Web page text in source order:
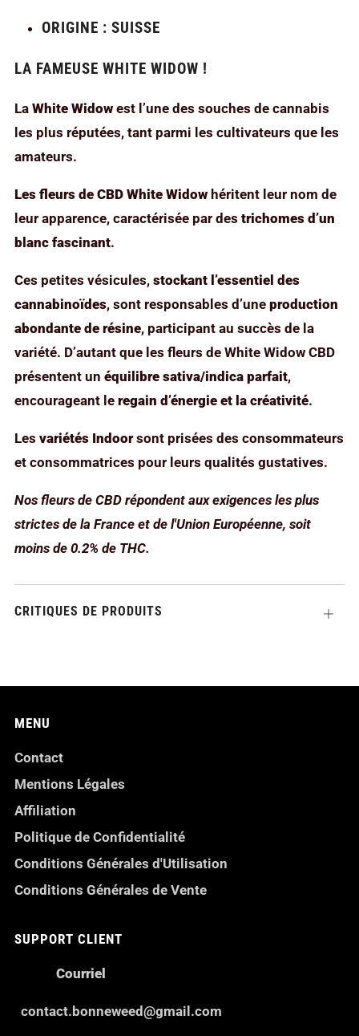
ORIGINE : SUISSE
LA FAMEUSE WHITE WIDOW !
La White Widow est l’une des souches de cannabis
les plus réputées, tant parmi les cultivateurs que les
amateurs.
Les fleurs de CBD White Widow héritent leur nom de
leur apparence, caractérisée par des trichomes d’un
blanc fascinant.
Ces petites vésicules, stockant l’essentiel des
cannabinoïdes, sont responsables d’une production
abondante de résine, participant au succès de la
variété. D’autant que les fleurs de White Widow CBD
présentent un équilibre sativa/indica parfait,
encourageant le regain d’énergie et la créativité.
Les variétés Indoorsont prisées des consommateurs
et consommatrices pour leurs qualités gustatives.
Nos fleurs de CBD répondent aux exigences les plus
strictes de la France et de l'Union Européenne, soit
moins de 0.2% de THC.
CRITIQUES DE PRODUITS Ouvrir
MENU
Contact
Mentions Légales
Affiliation
Politique de Confidentialité
Conditions Générales d'Utilisation
Conditions Générales de Vente
SUPPORT CLIENT
Courriel
contact.bonneweed@gmail.com